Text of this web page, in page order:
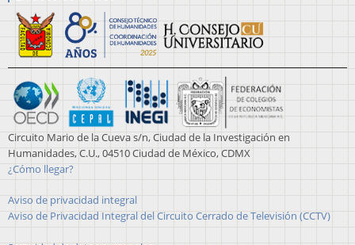
Circuito Mario de la Cueva s/n, Ciudad de la Investigación en
Humanidades, C.U., 04510 Ciudad de México, CDMX
¿Cómo llegar?
Aviso de privacidad integral
Aviso de Privacidad Integral del Circuito Cerrado de Televisión (CCTV)